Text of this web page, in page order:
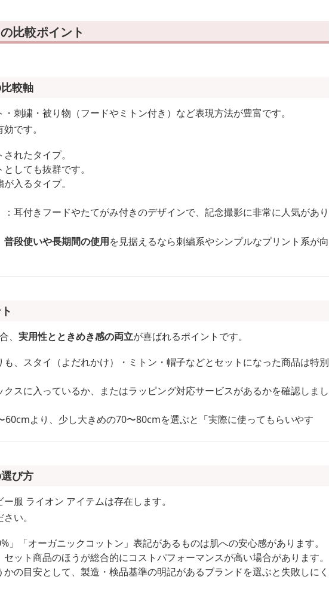
比較ポイント
較軸
刺繍・被り物（フードやミトン付き）など表現方法が豊富です。
です。
れたタイプ。
しても抜群です。
入るタイプ。
：耳付きフードやたてがみ付きのデザインで、記念撮影に非常に人気があり
普段使いや長期間の使用を見据えるなら刺繍系やシンプルなプリント系が向
、 実用性とときめき感の両立が喜ばれるポイントです。
も、スタイ（よだれかけ）・ミトン・帽子などとセットになった商品は特別
クスに入っているか、またはラッピング対応サービスがあるかを確認しまし
60cmより、少し大きめの70〜80cmを選ぶと「実際に使ってもらいやす
び方
服 ライオン アイテムは存在します。
い。
」「オーガニックコットン」表記があるものは肌への安心感があります。
ット商品のほうが総合的にコストパフォーマンスが高い場合があります。
かの目安として、製造・検品基準の明記があるブランドを選ぶと失敗しにく